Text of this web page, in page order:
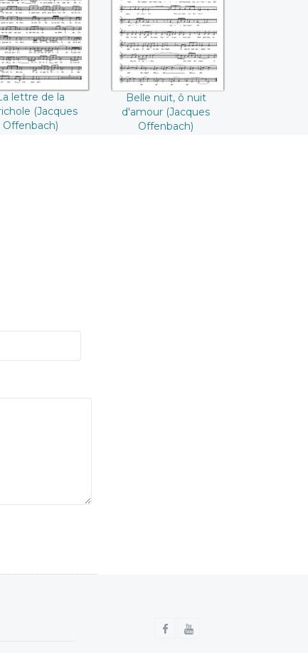
((Jacques
lettre de la
(Jacques
Offenbach)
Offenbach))
Belle nuit, ô nuit
d'amour (Jacques
Offenbach)